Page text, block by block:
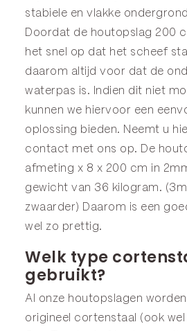
stabiele en vlakke
Doordat de houtopslag 200
het snel op dat het scheef
daarom altijd voor dat de
waterpas is. Indien dit niet
kunnen we hiervoor een
oplossing bieden. Neemt u
contact met ons op. De
afmeting x 8 x 200 cm in
gewicht van 36 kilogram.
zwaarder) Daarom is een
wel zo prettig.
Welk type
gebruikt?
Al onze houtopslagen
origineel cortenstaal (ook